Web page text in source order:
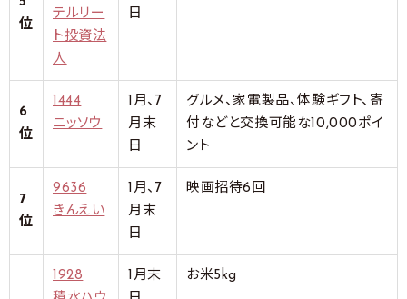
位
テルリー
ト投資法
人
日
6
位
1444
ニッソウ
1月、7
月末
日
グルメ、家電製品、体験ギフト、寄
付などと交換可能な10,000ポイ
ント
7
位
9636
きんえい
1月、7
月末
日
映画招待6回
1928
1月末
お米5kg